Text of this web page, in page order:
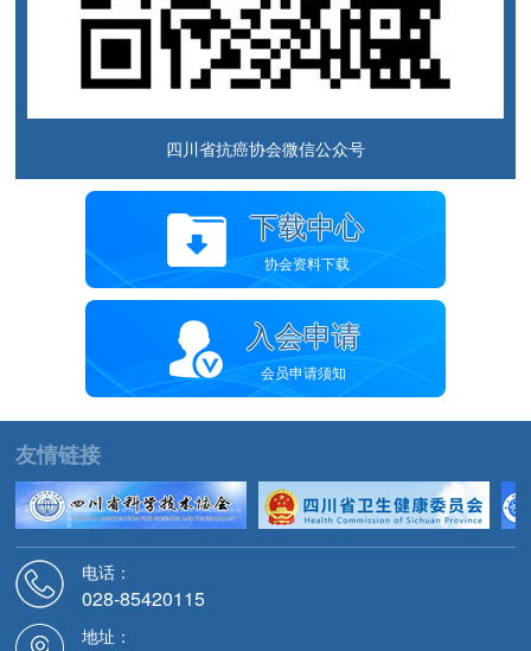
四川省抗癌协会微信公众号
下载中心
协会资料下载
入会申请
会员申请须知
友情链接
电话：
028-85420115
地址：